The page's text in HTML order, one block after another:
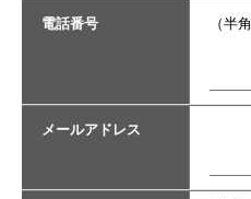
電話番号 （半
メールアドレス